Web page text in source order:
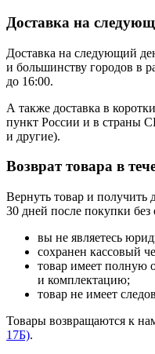
Доставка на
Доставка на следующий
и большинству городов в
до 16:00.
А также доставка в
пункт России и в страны
и другие).
Возврат товара в
Вернуть товар и получить
30 дней после покупки
вы не являетесь
сохранен кассовый
товар имеет полную
и комплектацию;
товар не имеет
Товары возвращаются к
17Б).